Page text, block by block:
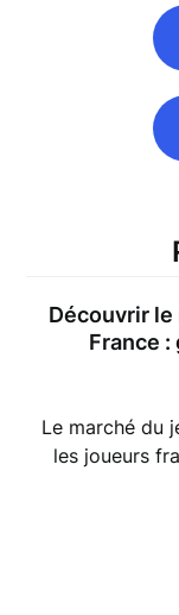
navigation
Découvrir le
France
Le marché du
les joueurs